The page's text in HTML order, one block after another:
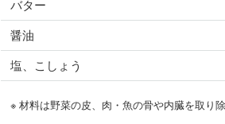
バター
醤油
塩、こしょう
※ 材料は野菜の皮、肉・魚の骨や内臓を取り